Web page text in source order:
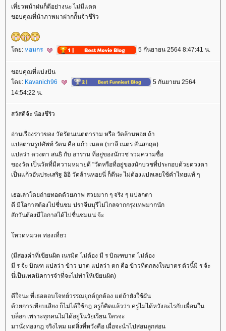
เที่ยวหน้าฝนก็ดีอย่างนะ ไม่มีแดด
ขอบคุณที่นำภาพมาฝากกัีนจ้าชีริว
ดย: หอมกร 5 กันยายน 2564 8:47:41 น.
ขอบคุณที่แบ่งปัน
ดย: Kavanich96
5 กันยายน 2564
14:54:22 น.
สวัสดีจ้ะ น้องชีริว
อ่านเรื่องราวของ วัดรัตนเนตตาราม หรือ วัดล้านหอย ถ้า
ปลตามรูปศัพท์ รัตน คือ แก้ว เนตต (บาลี เนตร สันสกฤต)
ปลว่า ดวงตา สนธิ กับ อาราม ที่อยู่ของนักวช รวมความชื่อ
ของวัด เป็นวัดที่มีความหมายดี "วัดหรือที่อยู่ของนักบวชที่ประกอบด้วยดวงตา
เป็นแก้วอันประเสริฐ อิอิ วัดล้านหอยนี่ ก็ดีนะ ไม่ต้องแปลเลยใช้คำไทยแท้ ๆ
เธอเล่าโดยถ่ายทอดด้วยภาพ สวยมาก ๆ จริง ๆ แปลกตา
ดี มีโอกาสต้องไปชื่นชม ปราจีนบุรีไม่ไกลจากกรุงเทพมากนัก
สักวันต้องมีโอกาสได้ไปชื่นชมแน่ จ้ะ
หวดหมวด ท่องเที่ยว
(มีสองคำที่เขียนผิด เนรมิต ไม่ต้อง มี ร บิณฑบาต ไม่ต้อง
มี ร จ้ะ บิณฑ แปลว่า ข้าว บาต แปลว่า ตก คือ ข้าวที่ตกลงในบาตร ตัวนี้มี ร จ้ะ
นี่เป็นเทคนิคการจำที่จะไม่ทำให้เขียนผิด)
ดีใจนะ ที่เธอตอบโจทย์วรรณยุกต์ถูกต้อง แต่ถ้ายังใช้ผัน
ด้วยการเทียบเสียง ก็ไม่ได้ใช้กฎ ครูก็คิดแล้วว่า ครูไม่ได้หวังอะไรกับเพื่อนใน
บล็อก เพราะทุกคนไม่ได้อยู่ในวัยเรียน ใครจะ
มานั่งท่องกฎ จริงไหม แต่สิ่งที่หวังคือ เผื่อจะนำไปสอนลูกสอน